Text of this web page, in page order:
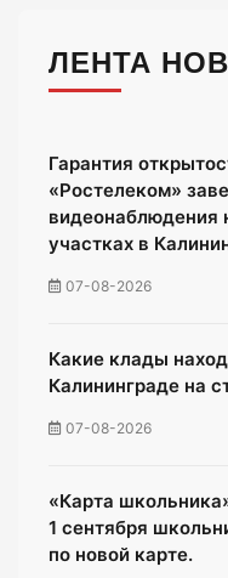
ЛЕНТА
Гарантия
«Ростелеком»
видеонаблюдения
участках в
07-08-2026
Какие клады
Калининграде на
07-08-2026
«Карта
1 сентября
по новой карте.